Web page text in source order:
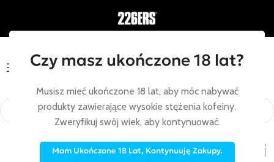
Czy masz ukończone 18 lat?
Musisz mieć ukończone 18 lat, aby móc nabywać
produkty zawierające wysokie stężenia kofeiny.
Zweryfikuj swój wiek, aby kontynuować.
Mam Ukończone 18 Lat, Kontynuuję Zakupy.
Menu
PORADY ŻYWIENIOWE DR HALL
KROK 2: Planowanie żywienia i